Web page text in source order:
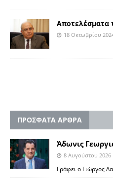
Aποτελέσματα
18 Οκτωβρίου
ΠΡΟΣΦΑΤΑ ΑΡΘΡΑ
Άδωνις
8 Αυγούστου 2026
Γράφει ο Γιώργος